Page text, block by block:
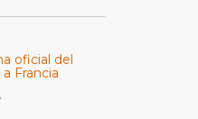
oficial del
Francia